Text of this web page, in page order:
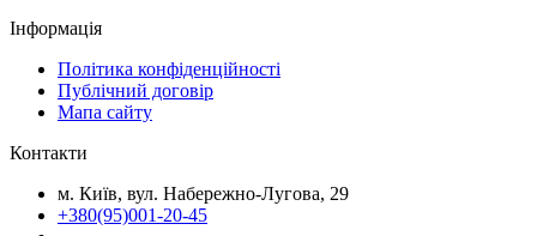
Інформація
Політика конфіденційності
Публічний договір
Мапа сайту
Контакти
м. Київ, вул. Набережно-Лугова, 29
+380(95)001-20-45